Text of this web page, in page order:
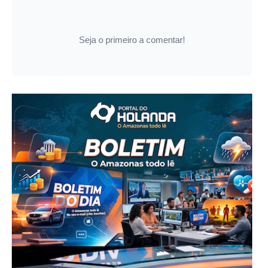
Seja o primeiro a comentar!